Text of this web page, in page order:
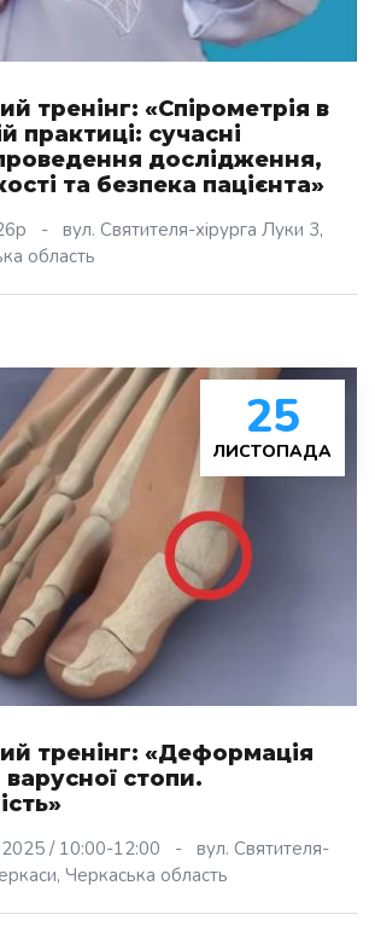
тренінг: «Спірометрія в
практиці: сучасні
дослідження,
та безпека пацієнта»
- вул. Святителя-хірурга Луки 3,
область
25
ЛИСТОПАДА
тренінг: «Деформація
варусної стопи.
/ 10:00-12:00 - вул. Святителя-
Черкаська область